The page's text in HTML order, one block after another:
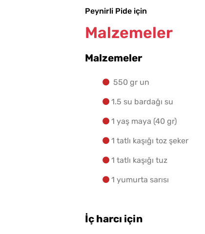
Peynirli Pide için
Malzemeler
Malzemeler
550 gr un
1.5 su bardağı su
1 yaş maya (40 gr)
1 tatlı kaşığı toz şeker
1 tatlı kaşığı tuz
1 yumurta sarısı
İç harcı için